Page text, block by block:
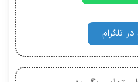
در تلگرام